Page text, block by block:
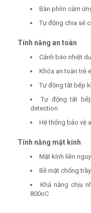
Bàn phím cảm
Tự động chia sẻ
Tính năng an toàn
Cảnh báo nhiệt
Khóa an toàn trẻ
Tự động tắt bếp
Tự động tắt
detection
Hệ thống bảo vệ
Tính năng mặt kính
Mặt kính liền
Bề mặt chống
Khả năng chịu
800oC